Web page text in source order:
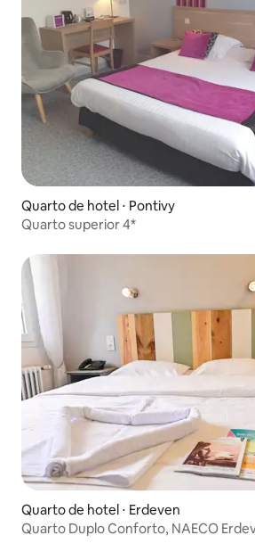
Quarto de hotel ⋅ Pontivy
Quarto superior 4*
Quarto de hotel ⋅ Erdeven
Quarto Duplo Conforto, NAECO